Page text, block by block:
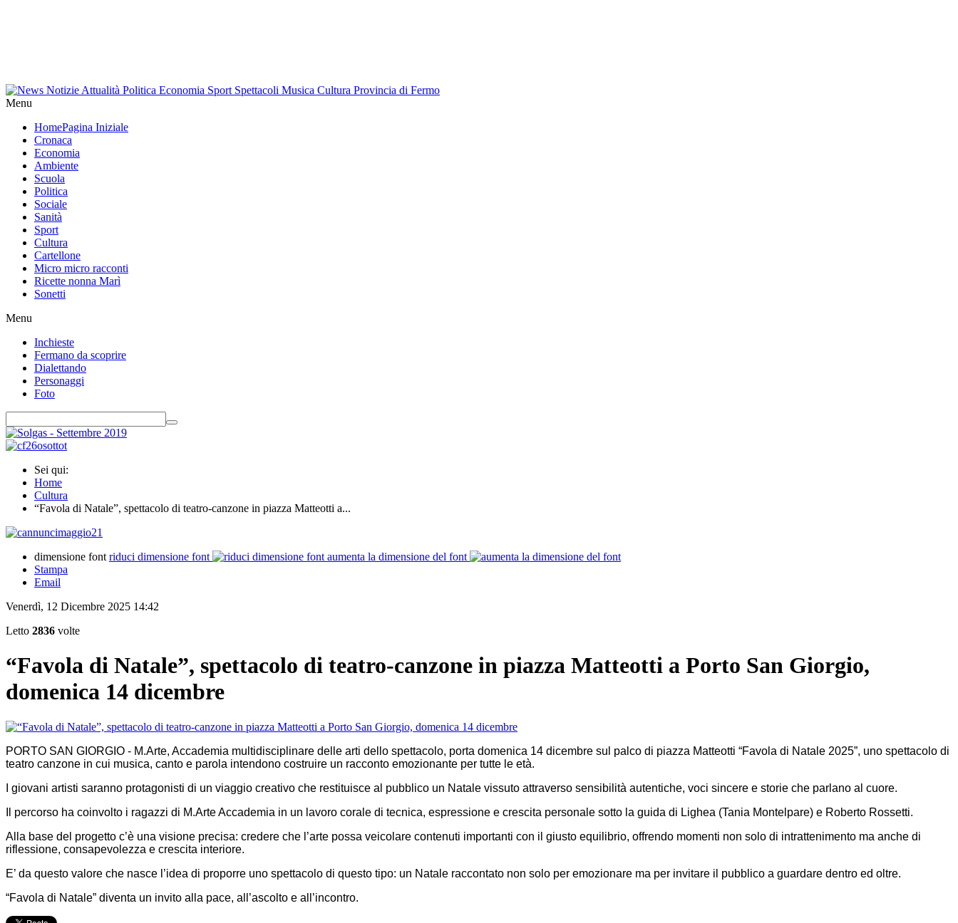
Menu
HomePagina Iniziale
Cronaca
Economia
Ambiente
Scuola
Politica
Sociale
Sanità
Sport
Cultura
Cartellone
Micro micro racconti
Ricette nonna Marì
Sonetti
Menu
Inchieste
Fermano da scoprire
Dialettando
Personaggi
Foto
Sei qui:
Home
Cultura
“Favola di Natale”, spettacolo di teatro-canzone in piazza Matteotti a...
dimensione font riduci dimensione font
aumenta la dimensione del font
Stampa
Email
Venerdì, 12 Dicembre 2025 14:42
Letto 2836 volte
“Favola di Natale”, spettacolo di teatro-canzone in piazza Matteotti a Porto San Giorgio,
domenica 14 dicembre
PORTO SAN GIORGIO - M.Arte, Accademia multidisciplinare delle arti dello spettacolo, porta domenica 14 dicembre sul palco di piazza Matteotti “Favola di Natale 2025”, uno spettacolo di
teatro canzone in cui musica, canto e parola intendono costruire un racconto emozionante per tutte le età.
I giovani artisti saranno protagonisti di un viaggio creativo che restituisce al pubblico un Natale vissuto attraverso sensibilità autentiche, voci sincere e storie che parlano al cuore.
Il percorso ha coinvolto i ragazzi di M.Arte Accademia in un lavoro corale di tecnica, espressione e crescita personale sotto la guida di Lighea (Tania Montelpare) e Roberto Rossetti.
Alla base del progetto c’è una visione precisa: credere che l’arte possa veicolare contenuti importanti con il giusto equilibrio, offrendo momenti non solo di intrattenimento ma anche di
riflessione, consapevolezza e crescita interiore.
E’ da questo valore che nasce l’idea di proporre uno spettacolo di questo tipo: un Natale raccontato non solo per emozionare ma per invitare il pubblico a guardare dentro ed oltre.
“Favola di Natale” diventa un invito alla pace, all’ascolto e all’incontro.